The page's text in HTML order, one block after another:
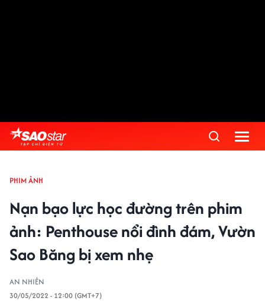
PHIM ẢNH
Nạn bạo lực học đường trên phim
ảnh: Penthouse nổi đình đám, Vườn
Sao Băng bị xem nhẹ
AN NHIÊN
30/05/2022 - 12:00 (GMT+7)